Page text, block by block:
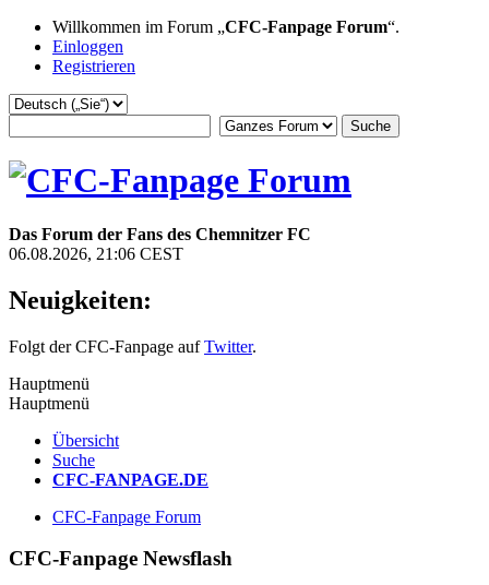
Willkommen im Forum „CFC-Fanpage Forum“.
Einloggen
Registrieren
Das Forum der Fans des Chemnitzer FC
06.08.2026, 21:06 CEST
Neuigkeiten:
Folgt der CFC-Fanpage aufTwitter.
Hauptmenü
Hauptmenü
Übersicht
Suche
CFC-FANPAGE.DE
CFC-Fanpage Forum
CFC-Fanpage Newsflash